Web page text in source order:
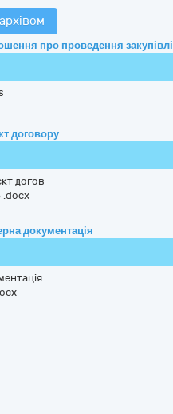
про проведення закупівлі
договору
догов
.docx
документація